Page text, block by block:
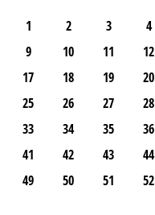
1 2 3 4
9
10 11 12
17
18 19 20
25
26 27 28
33
34 35 36
41
42 43 44
49
50 51 52